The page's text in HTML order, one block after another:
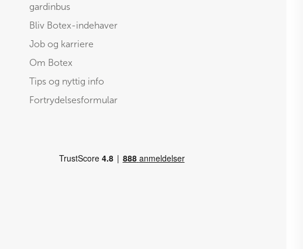
gardinbus
Bliv Botex-indehaver
Job og karriere
Om Botex
Tips og nyttig info
Fortrydelsesformular